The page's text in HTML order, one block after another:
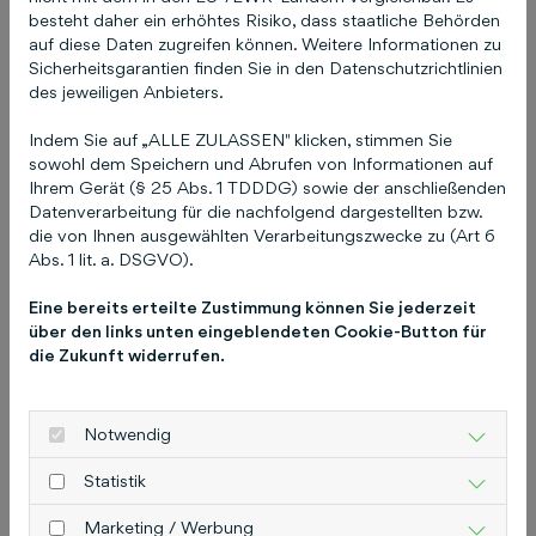
geplant. Der Online-Auftritt des Netzwerks mit
allen wichtigen Informationen und dem
Formular für die kostenfreie Mitgliedschaft
steht bereit unterhttps://topfrauen-
netzwerk.de/ .Über die Schlütersche
Das
Themenfeld Gesundheit und Pflege gehört zu
den Kernkompetenzen der Schlüterschen
Mediengruppe: Das Portfolio umfasst das
Online-Portal pflegen-online.de, das Magazin der
eine Vielzahl von Fachbüchern in den
Verlagsprogrammen Schlütersche Pflege und
Brigitte Kunz Verlag. Die Schlütersche ist ein
Unternehmen. Für ihre Kunden entwickelt die
Mediengruppe Werbe- und Marketingkonzepte
– digital, in Print oder crossmedial, alles aus einer
Hand.
Pressekontakt
besteht daher ein erhöhtes Risiko, dass staatliche Behörden
auf diese Daten zugreifen können. Weitere Informationen zu
Sicherheitsgarantien finden Sie in den Datenschutzrichtlinien
des jeweiligen Anbieters.
Indem Sie auf „ALLE ZULASSEN" klicken, stimmen Sie
sowohl dem Speichern und Abrufen von Informationen auf
Ihrem Gerät (§ 25 Abs. 1 TDDDG) sowie der anschließenden
Datenverarbeitung für die nachfolgend dargestellten bzw.
die von Ihnen ausgewählten Verarbeitungszwecke zu (Art 6
Abs. 1 lit. a. DSGVO).
Eine bereits erteilte Zustimmung können Sie jederzeit
über den links unten eingeblendeten Cookie-Button für
die Zukunft widerrufen.
Notwendig
Statistik
Marketing / Werbung